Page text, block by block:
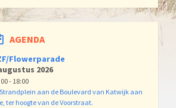
AGENDA
Flowerparade
2026
- 18:00
Strandplein aan de Boulevard van Katwijk aan
ter hoogte van de Voorstraat.